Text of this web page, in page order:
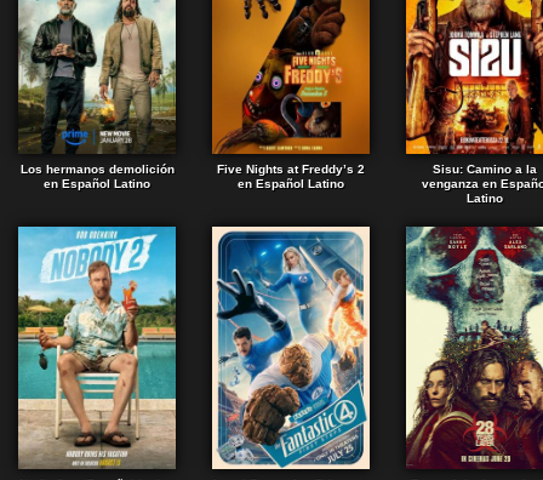
Los hermanos demolición
en Español Latino
Five Nights at Freddy’s 2
en Español Latino
Sisu: Camino a la
venganza en
Latino